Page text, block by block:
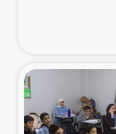
タイ国境
漁民によ